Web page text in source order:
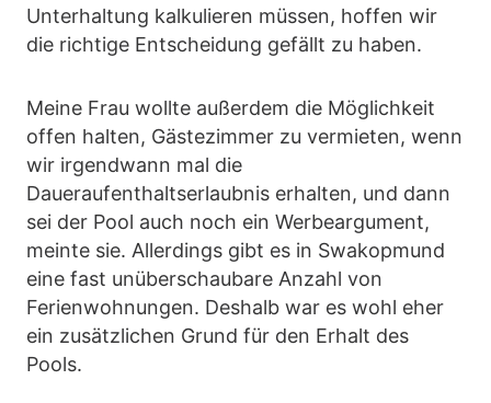
Unterhaltung kalkulieren müssen, hoffen wir
die richtige Entscheidung gefällt zu haben.
Meine Frau wollte außerdem die Möglichkeit
offen halten, Gästezimmer zu vermieten, wenn
wir irgendwann mal die
Daueraufenthaltserlaubnis erhalten, und dann
sei der Pool auch noch ein Werbeargument,
meinte sie. Allerdings gibt es in Swakopmund
eine fast unüberschaubare Anzahl von
Ferienwohnungen. Deshalb war es wohl eher
ein zusätzlichen Grund für den Erhalt des
Pools.